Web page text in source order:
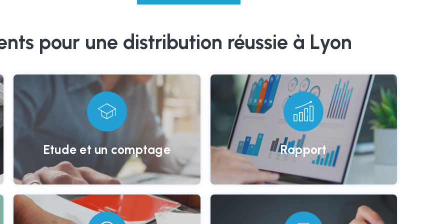
pour une distribution réussie à Lyon
Etude et un comptage
Une étude et un comptage
précis en nombre de
logements sur votre secteur.
Rapport
Un rapport de fin de
distribution délivré à l’issue de
la campagne.